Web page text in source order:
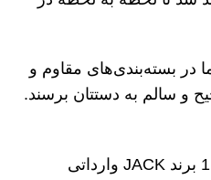
در بسته‌بندی‌های مقاوم و
و سالم به دستتان برسند.